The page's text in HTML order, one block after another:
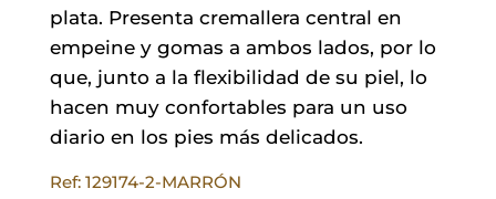
plata. Presenta cremallera central en
empeine y gomas a ambos lados, por lo
que, junto a la flexibilidad de su piel, lo
hacen muy confortables para un uso
diario en los pies más delicados.
Ref: 129174-2-MARRÓN